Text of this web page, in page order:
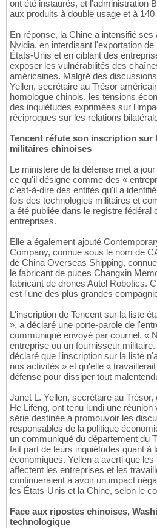
ont été instaurés, et l'administration
aux produits à double usage et à
En réponse, la Chine a intensifié
Nvidia, en interdisant l'exportation
États-Unis et en ciblant des
exposer les vulnérabilités des
américaines. Malgré des
Yellen, secrétaire au Trésor
homologue chinois, les tensions
des inquiétudes exprimées sur
réciproques sur les relations
Tencent réfute son inscription sur
militaires chinoises
Le ministère de la défense met à
ce qu'il désigne comme des «
c'est-à-dire des entités qu'il a
fois des technologies militaires et
a été publiée dans le registre fédéral
entreprises.
Elle a également ajouté
Company, connue sous le nom de
de China Overseas Shipping,
le fabricant de puces Changxin
fabricant de drones Autel Robotics.
est l'une des plus grandes
L'inscription de Tencent sur la liste
», a déclaré une porte-parole de
communiqué envoyé par courriel. «
entreprise ou un fournisseur
déclaré que l'inscription sur la liste
nos activités » et qu'elle «
défense pour dissiper tout
Janet L. Yellen, secrétaire au
He Lifeng, ont tenu lundi une
série destinée à promouvoir les
responsables de la politique
un communiqué du département du
fait part de leurs inquiétudes quant à
économiques. Yellen a averti que
affectent les entreprises et les
continueraient à avoir un impact
les États-Unis et la Chine, selon le
Face aux ripostes chinoises,
technologique